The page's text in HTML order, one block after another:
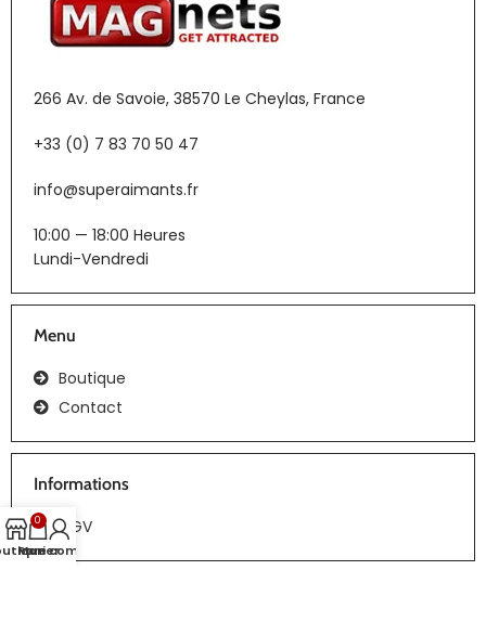
266 Av. de Savoie, 38570 Le Cheylas, France
+33 (0) 7 83 70 50 47
info@superaimants.fr
10:00 — 18:00 Heures
Lundi-Vendredi
Menu
Boutique
Contact
Informations
CGV
0
Panier
Mon compte